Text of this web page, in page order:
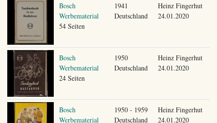
Bosch
Werbematerial
54 Seiten
1941
Deutschland
Heinz Fingerhut
24.01.2020
Bosch
Werbematerial
24 Seiten
1950
Deutschland
Heinz Fingerhut
24.01.2020
Bosch
Werbematerial
1950 - 1959
Deutschland
Heinz Fingerhut
24.01.2020